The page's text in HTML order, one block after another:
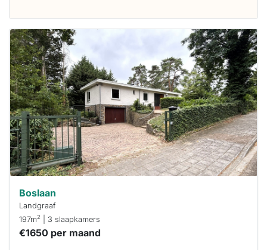
Deze woning
is
waarschijnlijk
al verhuurd
Om kans te
maken moet je
binnen 15
minuten
reageren.
Stekkies helpt
je hierbij!
Boslaan
Landgraaf
197m2 | 3 slaapkamers
€1650 per maand